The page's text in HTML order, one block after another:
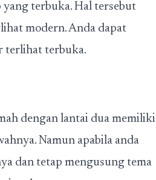
terbuka. Hal tersebut
modern. Anda dapat
terlihat terbuka.
dengan lantai dua memiliki
Namun apabila anda
dan tetap mengusung tema